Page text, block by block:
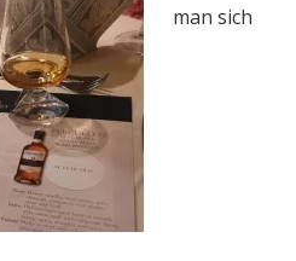
man sich